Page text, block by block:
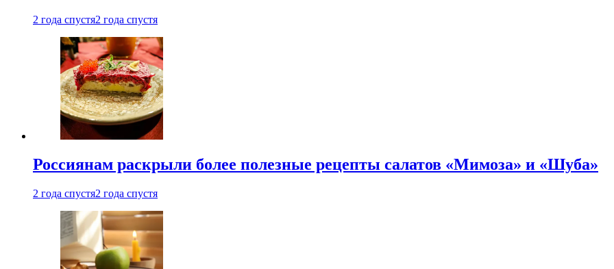
2 года спустя2 года спустя
Россиянам раскрыли более полезные рецепты салатов «Мимоза» и «Шуба»
2 года спустя2 года спустя